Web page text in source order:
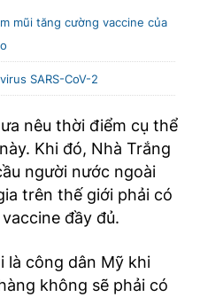
mũi tăng cường vaccine của
SARS-CoV-2
nêu thời điểm cụ thể
Khi đó, Nhà Trắng
người nước ngoài
trên thế giới phải có
đầy đủ.
là công dân Mỹ khi
không sẽ phải có